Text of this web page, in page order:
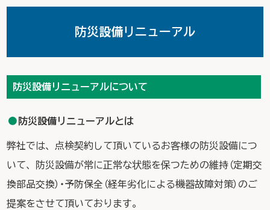
防災設備リニューアル
防災設備リニューアルについて
防災設備リニューアルとは
弊社では、点検契約して頂いているお客様の防災設備につ
いて、防災設備が常に正常な状態を保つための維持（定期交
換部品交換）・予防保全（経年劣化による機器故障対策）のご
提案をさせて頂いております。